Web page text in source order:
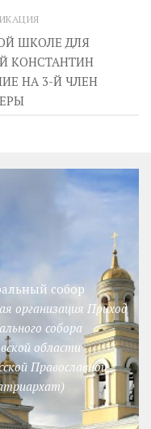
ШКОЛЕ ДЛЯ
КОНСТАНТИН
НА 3-Й ЧЛЕН
собор
организация Приход
собора
области
Православной